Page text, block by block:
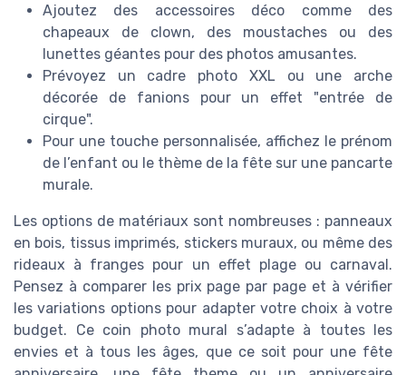
Ajoutez des accessoires déco comme des
chapeaux de clown, des moustaches ou des
lunettes géantes pour des photos amusantes.
Prévoyez un cadre photo XXL ou une arche
décorée de fanions pour un effet "entrée de
cirque".
Pour une touche personnalisée, affichez le prénom
de l’enfant ou le thème de la fête sur une pancarte
murale.
Les options de matériaux sont nombreuses : panneaux
en bois, tissus imprimés, stickers muraux, ou même des
rideaux à franges pour un effet plage ou carnaval.
Pensez à comparer les prix page par page et à vérifier
les variations options pour adapter votre choix à votre
budget. Ce coin photo mural s’adapte à toutes les
envies et à tous les âges, que ce soit pour une fête